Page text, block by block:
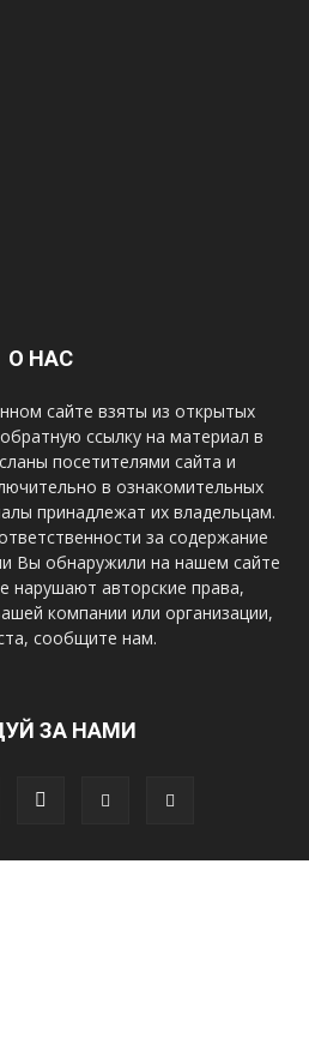
О НАС
сайте взяты из открытых
ссылку на материал в
посетителями сайта и
в ознакомительных
принадлежат их владельцам.
за содержание
Вы обнаружили на нашем сайте
нарушают авторские права,
компании или организации,
сообщите нам.
ЗА НАМИ